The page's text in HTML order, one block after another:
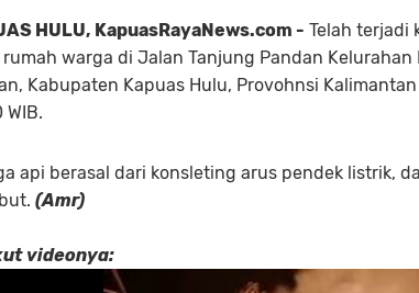
HULU, KapuasRayaNews.com - Telah terjadi
warga di Jalan Tanjung Pandan
Kabupaten Kapuas Hulu, Provohnsi
WIB.
api berasal dari konsleting arus pendek listrik,
(Amr)
videonya: